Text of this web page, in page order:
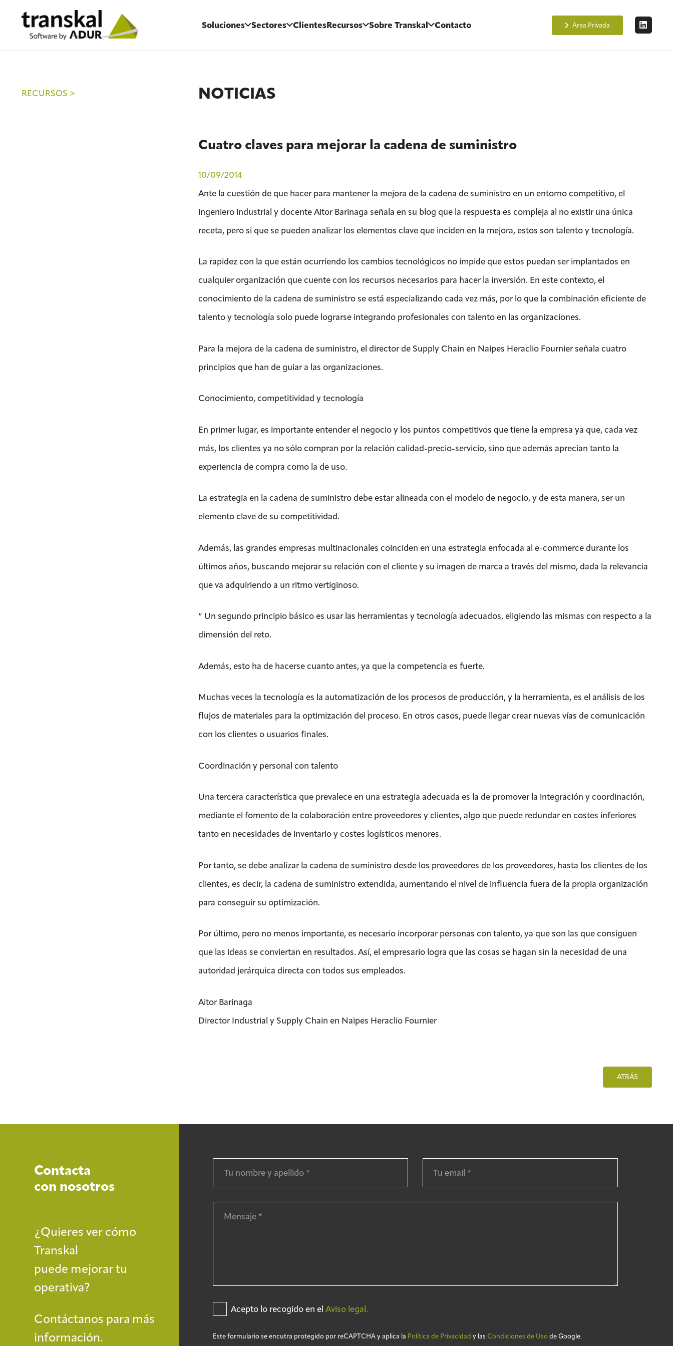
Soluciones Sectores ClientesRecursos Sobre Transkal Contacto Área Privada
RECURSOS > NOTICIAS
Cuatro claves para mejorar la cadena de suministro
10/09/2014
Ante la cuestión de que hacer para mantener la mejora de la cadena de suministro en un entorno competitivo, el
ingeniero industrial y docente Aitor Barinaga señala en su blog que la respuesta es compleja al no existir una única
receta, pero si que se pueden analizar los elementos clave que inciden en la mejora, estos son talento y tecnología.
La rapidez con la que están ocurriendo los cambios tecnológicos no impide que estos puedan ser implantados en
cualquier organización que cuente con los recursos necesarios para hacer la inversión. En este contexto, el
conocimiento de la cadena de suministro se está especializando cada vez más, por lo que la combinación eficiente de
talento y tecnología solo puede lograrse integrando profesionales con talento en las organizaciones.
Para la mejora de la cadena de suministro, el director de Supply Chain en Naipes Heraclio Fournier señala cuatro
principios que han de guiar a las organizaciones.
Conocimiento, competitividad y tecnología
En primer lugar, es importante entender el negocio y los puntos competitivos que tiene la empresa ya que, cada vez
más, los clientes ya no sólo compran por la relación calidad-precio-servicio, sino que además aprecian tanto la
experiencia de compra como la de uso.
La estrategia en la cadena de suministro debe estar alineada con el modelo de negocio, y de esta manera, ser un
elemento clave de su competitividad.
Además, las grandes empresas multinacionales coinciden en una estrategia enfocada al e-commerce durante los
últimos años, buscando mejorar su relación con el cliente y su imagen de marca a través del mismo, dada la relevancia
que va adquiriendo a un ritmo vertiginoso.
“ Un segundo principio básico es usar las herramientas y tecnología adecuados, eligiendo las mismas con respecto a la
dimensión del reto.
Además, esto ha de hacerse cuanto antes, ya que la competencia es fuerte.
Muchas veces la tecnología es la automatización de los procesos de producción, y la herramienta, es el análisis de los
flujos de materiales para la optimización del proceso. En otros casos, puede llegar crear nuevas vías de comunicación
con los clientes o usuarios finales.
Coordinación y personal con talento
Una tercera característica que prevalece en una estrategia adecuada es la de promover la integración y coordinación,
mediante el fomento de la colaboración entre proveedores y clientes, algo que puede redundar en costes inferiores
tanto en necesidades de inventario y costes logísticos menores.
Por tanto, se debe analizar la cadena de suministro desde los proveedores de los proveedores, hasta los clientes de los
clientes, es decir, la cadena de suministro extendida, aumentando el nivel de influencia fuera de la propia organización
para conseguir su optimización.
Por último, pero no menos importante, es necesario incorporar personas con talento, ya que son las que consiguen
que las ideas se conviertan en resultados. Así, el empresario logra que las cosas se hagan sin la necesidad de una
autoridad jerárquica directa con todos sus empleados.
Aitor Barinaga
Director Industrial y Supply Chain en Naipes Heraclio Fournier
ATRÁS
Contacta
con nosotros
¿Quieres ver cómo
Transkal
puede mejorar tu
operativa?
Contáctanos para más
información.
Acepto lo recogido en elAviso legal.
Este formulario se encutra protegido por reCAPTCHA y aplica la Política de Privacidad y las Condiciones de Uso de Google.